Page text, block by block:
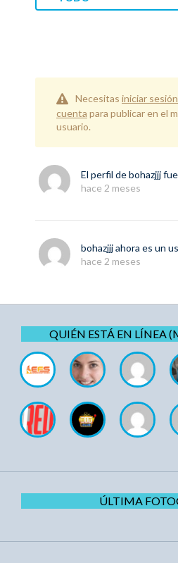
Necesitas iniciar sesión
cuenta para publicar en el
usuario.
El perfil debohazjjj
hace 2 meses
bohazjjjahora es un
hace 2 meses
QUIÉN ESTÁ EN LÍNEA
ÚLTIMA